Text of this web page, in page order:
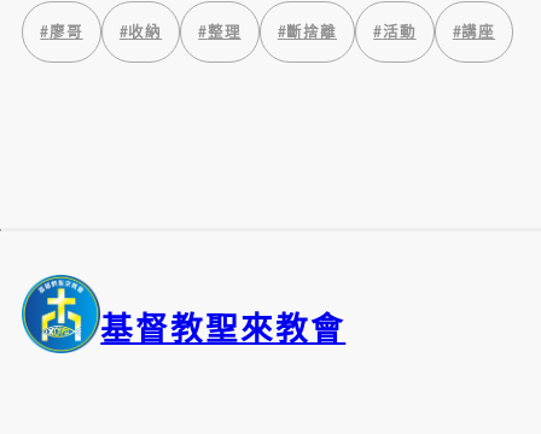
#廖哥 #收納 #整理 #斷捨離 #活動 #講座
基督教聖來教會